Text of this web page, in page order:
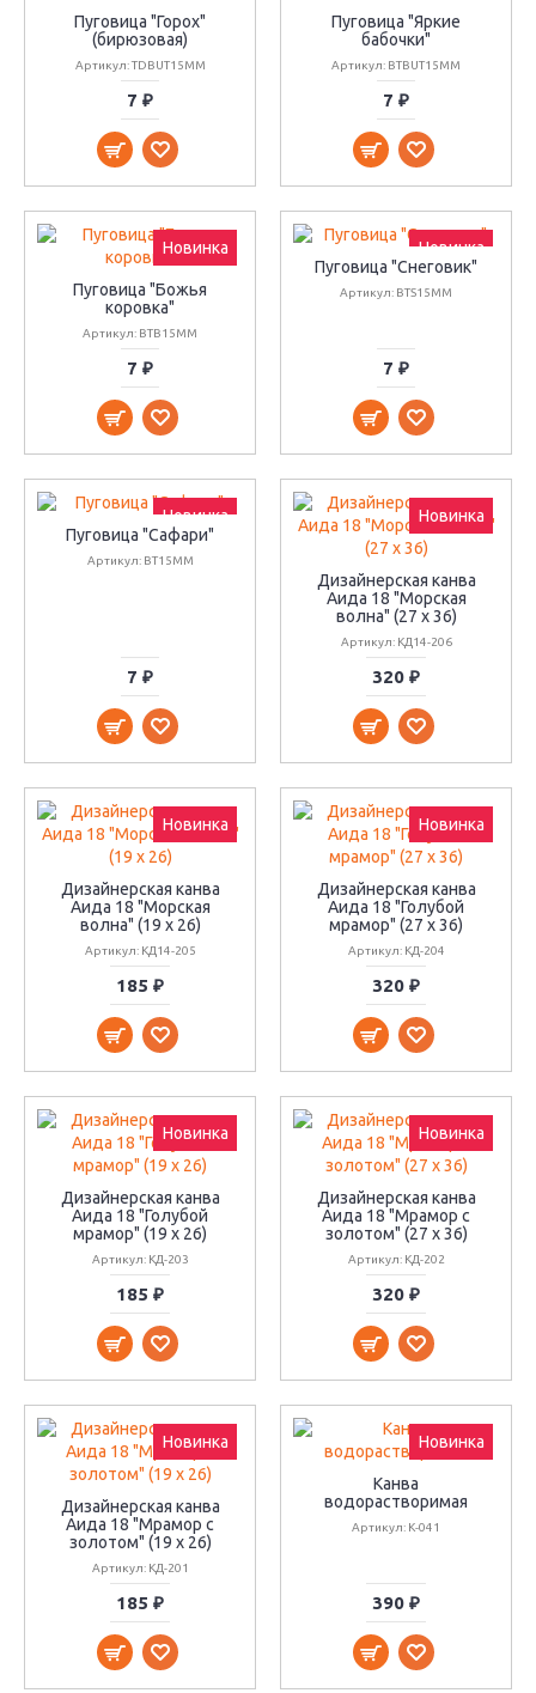
Пуговица "Горох"
(бирюзовая)
Артикул: TDBUT15MM
7 ₽
Пуговица "Яркие
бабочки"
Артикул: BTBUT15MM
7 ₽
Новинка
Пуговица "Божья
коровка"
Артикул: BTB15MM
7 ₽
Новинка
Пуговица "Снеговик"
Артикул: BTS15MM
7 ₽
Новинка
Пуговица "Сафари"
Артикул: BT15MM
7 ₽
Новинка
Дизайнерская канва
Аида 18 "Морская
волна" (27 х 36)
Артикул: КД14-206
320 ₽
Новинка
Дизайнерская канва
Аида 18 "Морская
волна" (19 х 26)
Артикул: КД14-205
185 ₽
Новинка
Дизайнерская канва
Аида 18 "Голубой
мрамор" (27 х 36)
Артикул: КД-204
320 ₽
Новинка
Дизайнерская канва
Аида 18 "Голубой
мрамор" (19 х 26)
Артикул: КД-203
185 ₽
Новинка
Дизайнерская канва
Аида 18 "Мрамор с
золотом" (27 х 36)
Артикул: КД-202
320 ₽
Новинка
Дизайнерская канва
Аида 18 "Мрамор с
золотом" (19 х 26)
Артикул: КД-201
185 ₽
Новинка
Канва
водорастворимая
Артикул: К-041
390 ₽